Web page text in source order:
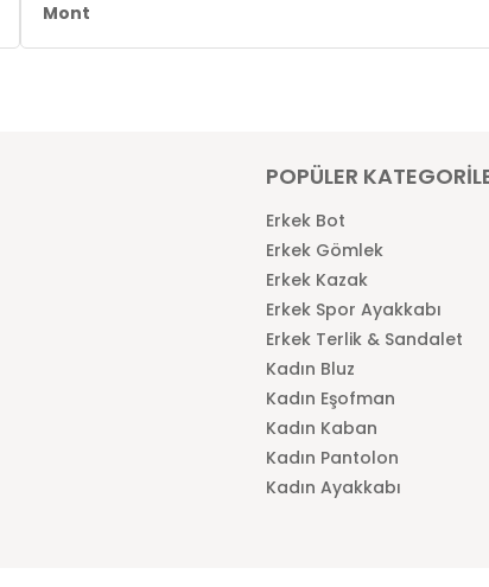
Mont
POPÜLER
Erkek Bot
Erkek Gömlek
Erkek Kazak
Erkek Spor Ayakkabı
Erkek Terlik & Sandalet
Kadın Bluz
Kadın Eşofman
Kadın Kaban
Kadın Pantolon
Kadın Ayakkabı